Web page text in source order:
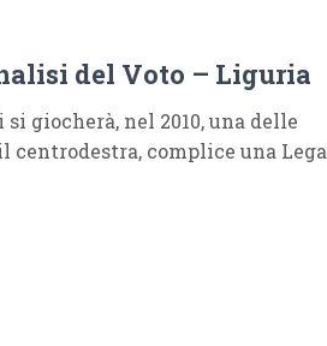
del Voto – Liguria
giocherà, nel 2010, una delle
complice una Lega